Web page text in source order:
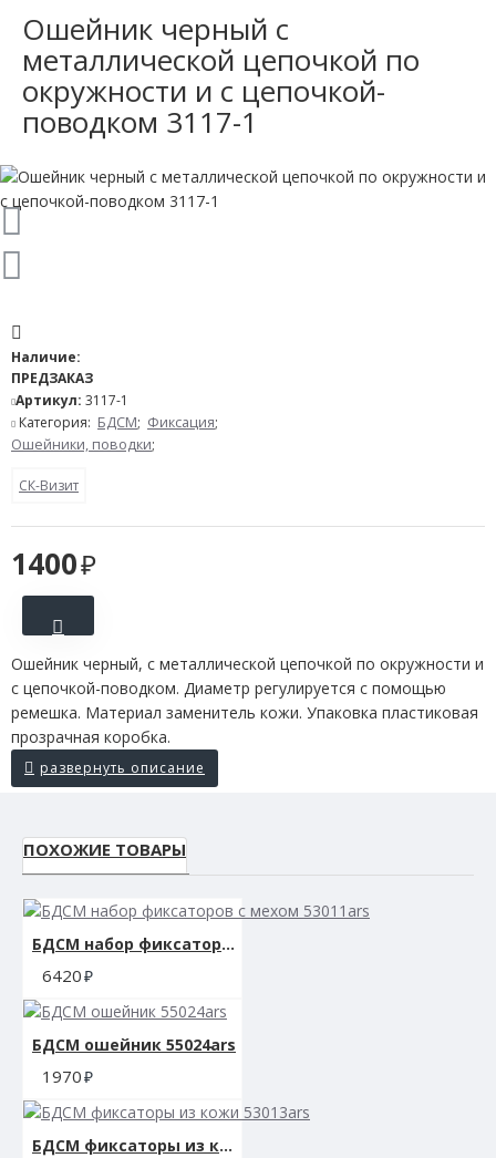
Ошейник черный с
металлической цепочкой по
окружности и с цепочкой-
поводком 3117-1
1400
Наличие:
ПРЕДЗАКАЗ
Артикул: 3117-1
Категория: БДСМ; Фиксация;
Ошейники, поводки;
СК-Визит
Ошейник черный, с металлической цепочкой по окружности и
с цепочкой-поводком. Диаметр регулируется с помощью
ремешка. Материал заменитель кожи. Упаковка пластиковая
прозрачная коробка.
ПОХОЖИЕ ТОВАРЫ
БДСМ набор фиксаторов с мехом 53011ars
6420
БДСМ ошейник 55024ars
1970
БДСМ фиксаторы из кожи 53013ars